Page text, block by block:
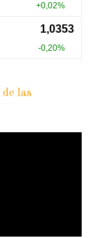
de las